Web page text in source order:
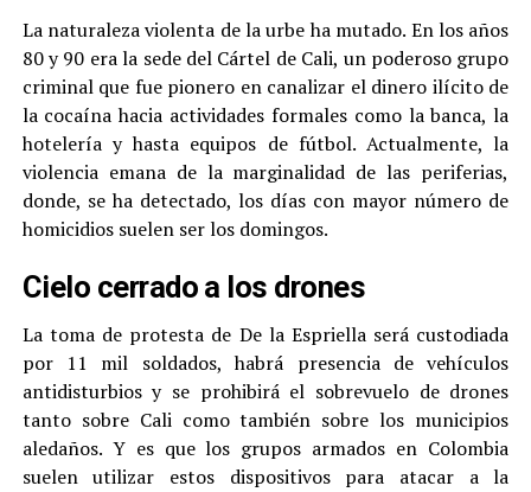
La naturaleza violenta de la urbe ha mutado. En los años
80 y 90 era la sede del Cártel de Cali, un poderoso grupo
criminal que fue pionero en canalizar el dinero ilícito de
la cocaína hacia actividades formales como la banca, la
hotelería y hasta equipos de fútbol. Actualmente, la
violencia emana de la marginalidad de las periferias,
donde, se ha detectado, los días con mayor número de
homicidios suelen ser los domingos.
Cielo cerrado a los drones
La toma de protesta de De la Espriella será custodiada
por 11 mil soldados, habrá presencia de vehículos
antidisturbios y se prohibirá el sobrevuelo de drones
tanto sobre Cali como también sobre los municipios
aledaños. Y es que los grupos armados en Colombia
suelen utilizar estos dispositivos para atacar a la